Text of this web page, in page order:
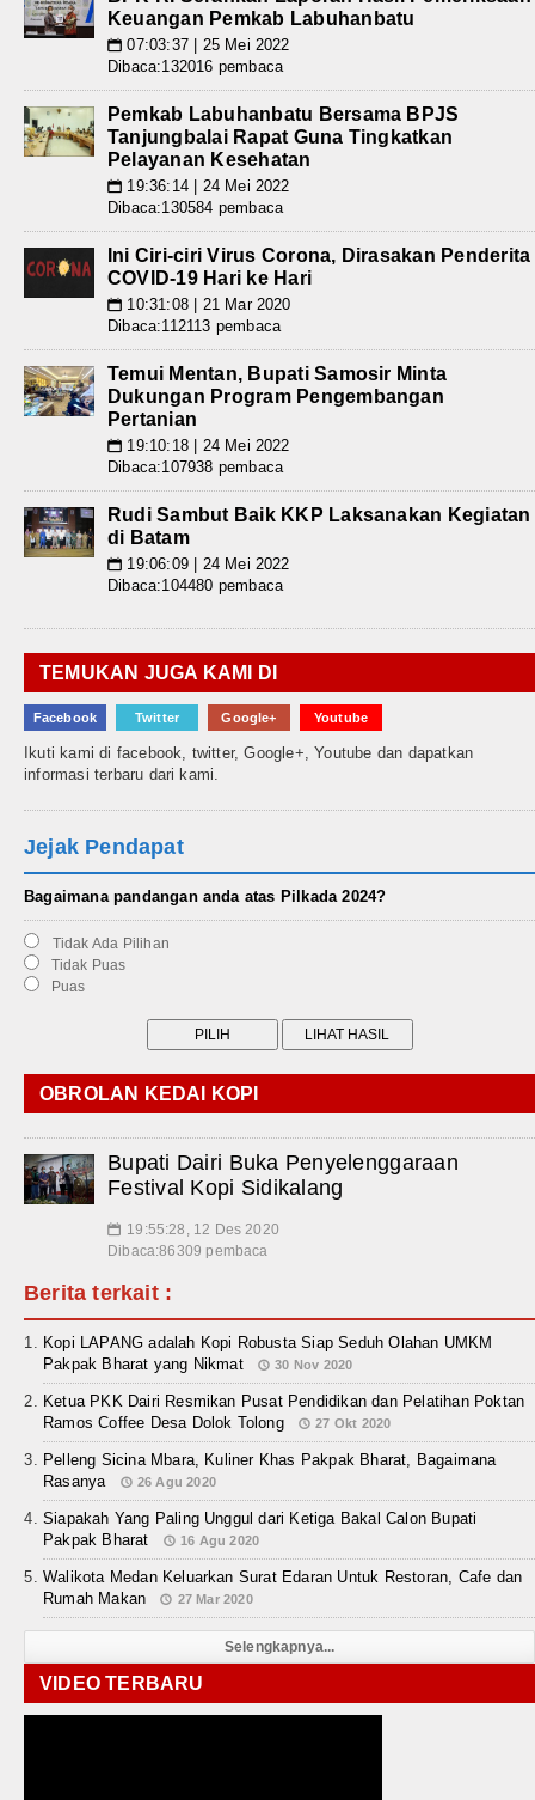
Keuangan Pemkab Labuhanbatu
📅 07:03:37 | 25 Mei 2022
Dibaca:132016 pembaca
Pemkab Labuhanbatu Bersama BPJS
Tanjungbalai Rapat Guna Tingkatkan
Pelayanan Kesehatan
📅 19:36:14 | 24 Mei 2022
Dibaca:130584 pembaca
Ini Ciri-ciri Virus Corona, Dirasakan Penderita
COVID-19 Hari ke Hari
📅 10:31:08 | 21 Mar 2020
Dibaca:112113 pembaca
Temui Mentan, Bupati Samosir Minta
Dukungan Program Pengembangan
Pertanian
📅 19:10:18 | 24 Mei 2022
Dibaca:107938 pembaca
Rudi Sambut Baik KKP Laksanakan Kegiatan
di Batam
📅 19:06:09 | 24 Mei 2022
Dibaca:104480 pembaca
TEMUKAN JUGA KAMI DI
Facebook Twitter Google+ Youtube
Ikuti kami di facebook, twitter, Google+, Youtube dan dapatkan
informasi terbaru dari kami.
Jejak Pendapat
Bagaimana pandangan anda atas Pilkada 2024?
Tidak Ada Pilihan
Tidak Puas
Puas
OBROLAN KEDAI KOPI
Bupati Dairi Buka Penyelenggaraan
Festival Kopi Sidikalang
📅 19:55:28, 12 Des 2020
Dibaca:86309 pembaca
Berita terkait :
Kopi LAPANG adalah Kopi Robusta Siap Seduh Olahan UMKM
Pakpak Bharat yang Nikmat
30 Nov 2020
Ketua PKK Dairi Resmikan Pusat Pendidikan dan Pelatihan Poktan
Ramos Coffee Desa Dolok Tolong
27 Okt 2020
Pelleng Sicina Mbara, Kuliner Khas Pakpak Bharat, Bagaimana
Rasanya
26 Agu 2020
Siapakah Yang Paling Unggul dari Ketiga Bakal Calon Bupati
Pakpak Bharat
16 Agu 2020
Walikota Medan Keluarkan Surat Edaran Untuk Restoran, Cafe dan
Rumah Makan
27 Mar 2020
Selengkapnya...
VIDEO TERBARU